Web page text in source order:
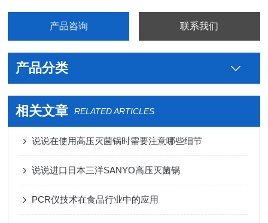
产品咨询 联系我们
产品分类
相关文章 RELATED ARTICLES
说说在使用高压灭菌锅时需要注意哪些细节
说说进口日本三洋SANYO高压灭菌锅
PCR仪技术在食品行业中的应用